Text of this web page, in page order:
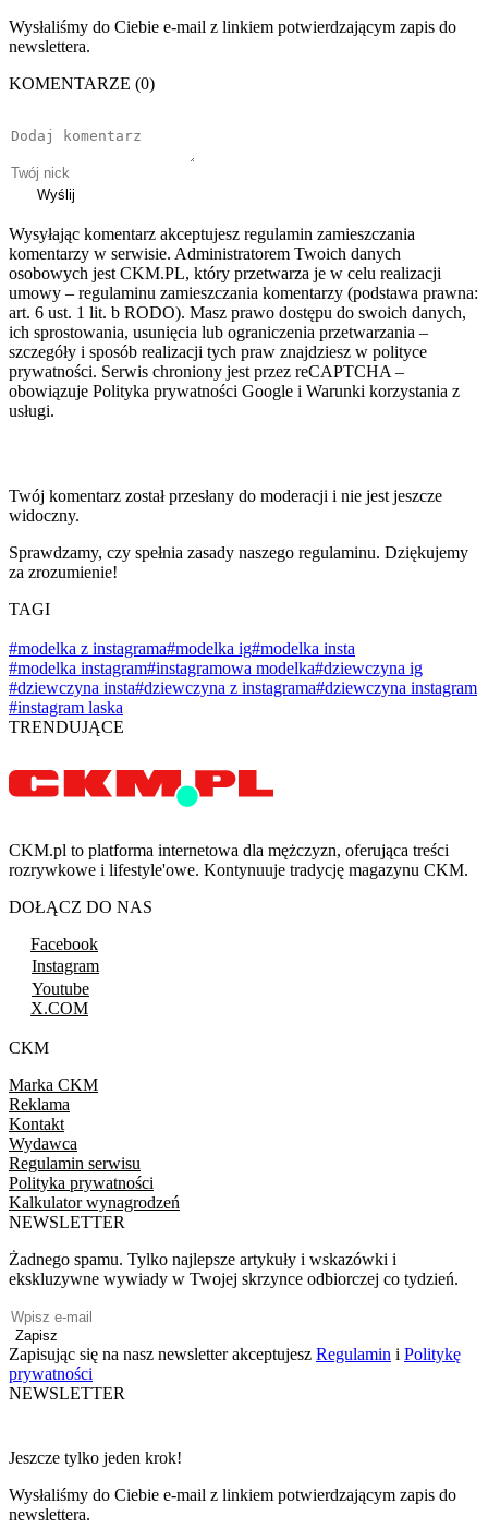
Wysłaliśmy do Ciebie e-mail z linkiem potwierdzającym zapis do
newslettera.
KOMENTARZE (0)
Wyślij
Wysyłając komentarz akceptujesz regulamin zamieszczania
komentarzy w serwisie. Administratorem Twoich danych
osobowych jest CKM.PL, który przetwarza je w celu realizacji
umowy – regulaminu zamieszczania komentarzy (podstawa prawna:
art. 6 ust. 1 lit. b RODO). Masz prawo dostępu do swoich danych,
ich sprostowania, usunięcia lub ograniczenia przetwarzania –
szczegóły i sposób realizacji tych praw znajdziesz w polityce
prywatności. Serwis chroniony jest przez reCAPTCHA –
obowiązuje Polityka prywatności Google i Warunki korzystania z
usługi.
Twój komentarz został przesłany do moderacji i nie jest jeszcze
widoczny.
Sprawdzamy, czy spełnia zasady naszego regulaminu. Dziękujemy
za zrozumienie!
TAGI
#modelka z instagrama#modelka ig#modelka insta
#modelka instagram#instagramowa modelka#dziewczyna ig
#dziewczyna insta#dziewczyna z instagrama#dziewczyna instagram
#instagram laska
TRENDUJĄCE
CKM.pl to platforma internetowa dla mężczyzn, oferująca treści
rozrywkowe i lifestyle'owe. Kontynuuje tradycję magazynu CKM.
DOŁĄCZ DO NAS
Facebook
Instagram
Youtube
X.COM
CKM
Marka CKM
Reklama
Kontakt
Wydawca
Regulamin serwisu
Polityka prywatności
Kalkulator wynagrodzeń
NEWSLETTER
Żadnego spamu. Tylko najlepsze artykuły i wskazówki i
ekskluzywne wywiady w Twojej skrzynce odbiorczej co tydzień.
Zapisz
Zapisując się na nasz newsletter akceptujesz Regulamin i Politykę
prywatności
NEWSLETTER
Jeszcze tylko jeden krok!
Wysłaliśmy do Ciebie e-mail z linkiem potwierdzającym zapis do
newslettera.